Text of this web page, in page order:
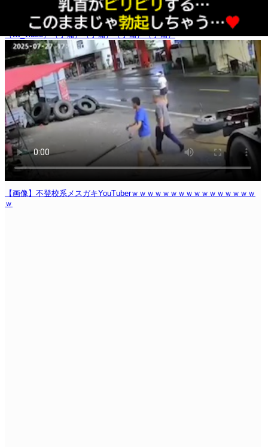
（tw_video）（予備）（予備）（予備）（予備）
【画像】不登校系メスガキYouTuberｗｗｗｗｗｗｗｗｗｗｗｗｗｗｗｗ
ｗ